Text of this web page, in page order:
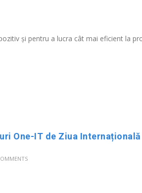
și pentru a lucra cât mai eficient la